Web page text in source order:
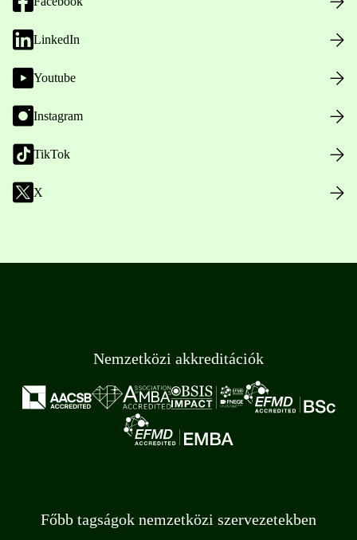
LinkedIn
Youtube
Instagram
TikTok
X
Nemzetközi akkreditációk
Főbb tagságok nemzetközi szervezetekben